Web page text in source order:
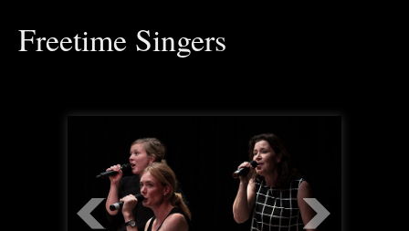
Freetime Singers